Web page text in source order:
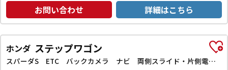
お問い合わせ 詳細はこちら
ホンダ ステップワゴン
スパーダS ETC バックカメラ ナビ 両側スライド・片側電動 HID キーレスエントリー 電動格納ミラー 3列シート ウォークスルー AT アルミホイール CD DVD再生 盗難防止システム 衝突安全ボディ